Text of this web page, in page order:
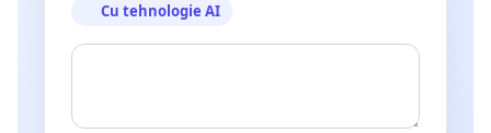
Cu tehnologie AI